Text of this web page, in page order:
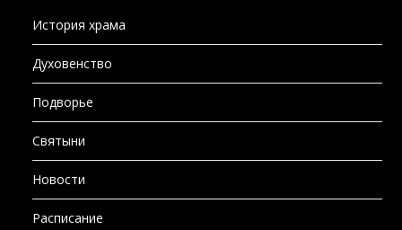
История храма
Духовенство
Подворье
Святыни
Новости
Расписание